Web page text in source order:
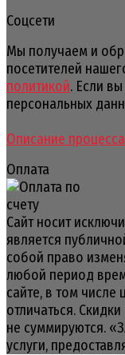
Соцсети
Мы получаем и
посетителей
политикой. Если
персональных
Описание
Оплата
Сайт носит
является
собой право
любой период
сайте, в том числе
отличаться.
не суммируются.
услуги,